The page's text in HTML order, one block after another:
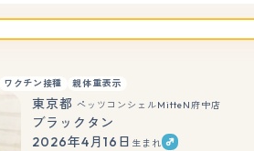
ワクチン接種 親体重表示
東京都 ペッツコンシェルMitteN府中店
ブラックタン
2026年4月16日 生まれ